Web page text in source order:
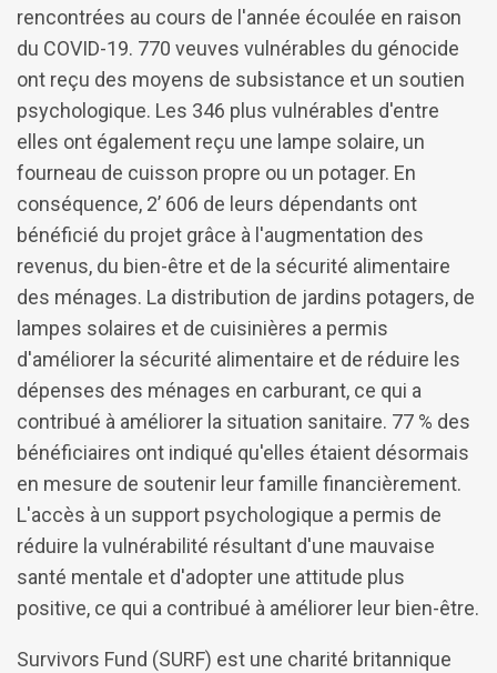
rencontrées au cours de l'année écoulée en raison
du COVID-19. 770 veuves vulnérables du génocide
ont reçu des moyens de subsistance et un soutien
psychologique. Les 346 plus vulnérables d'entre
elles ont également reçu une lampe solaire, un
fourneau de cuisson propre ou un potager. En
conséquence, 2’ 606 de leurs dépendants ont
bénéficié du projet grâce à l'augmentation des
revenus, du bien-être et de la sécurité alimentaire
des ménages. La distribution de jardins potagers, de
lampes solaires et de cuisinières a permis
d'améliorer la sécurité alimentaire et de réduire les
dépenses des ménages en carburant, ce qui a
contribué à améliorer la situation sanitaire. 77 % des
bénéficiaires ont indiqué qu'elles étaient désormais
en mesure de soutenir leur famille financièrement.
L'accès à un support psychologique a permis de
réduire la vulnérabilité résultant d'une mauvaise
santé mentale et d'adopter une attitude plus
positive, ce qui a contribué à améliorer leur bien-être.
Survivors Fund (SURF) est une charité britannique